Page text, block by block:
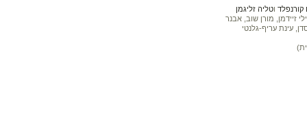
וטליה זליגמן
זיידמן, מורן שוב, אבנר
עינת עריף-גלנטי